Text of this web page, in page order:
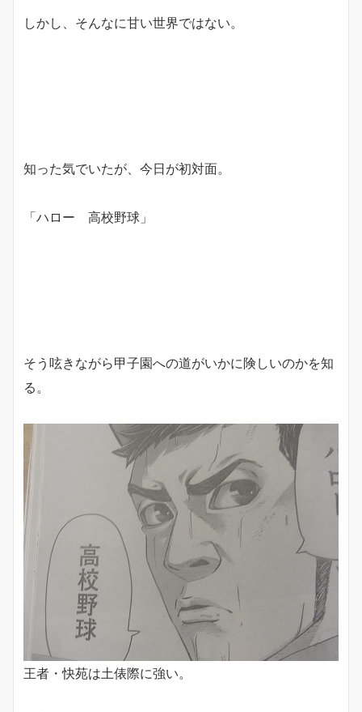
しかし、そんなに甘い世界ではない。
知った気でいたが、今日が初対面。
「ハロー 高校野球」
そう呟きながら甲子園への道がいかに険しいのかを知
る。
王者・快苑は土俵際に強い。